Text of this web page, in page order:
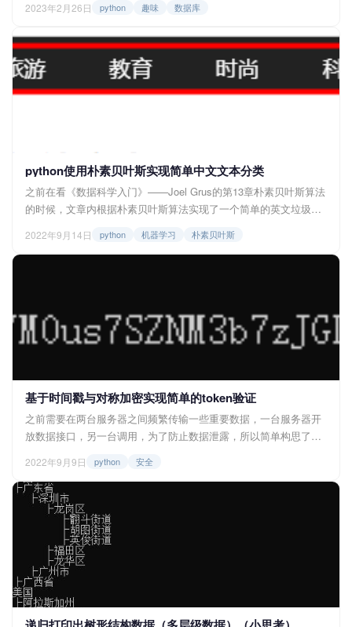
定这些字段时，一般需要对该行业或者这类事物有一定的了解，所
以后面就在构思一种可以通用的、比较快能查询一个行业的常见属
性的方法，后面发现使用一些百科信息的属性来构建这样一个项目
是可行，实施之后也能达到不错的效果...
2023年2月26日 python 趣味 数据库
python使用朴素贝叶斯实现简单中文文本分类
之前在看《数据科学入门》——Joel Grus的第13章朴素贝叶斯算法
的时候，文章内根据朴素贝叶斯算法实现了一个简单的英文垃圾邮
维，发现运用到中文文本分类上还是很容易实现的，不过是将垃圾
2022年9月14日 python 机器学习 朴素贝叶斯
基于时间戳与对称加密实现简单的token验证
之前需要在两台服务器之间频繁传输一些重要数据，一台服务器开
放数据接口，另一台调用，为了防止数据泄露，所以简单构思了一
base64和密码表来完成，为对称加密。那么下面就带来python的具
体实现步骤。 思路一览 采用对称加密解密，即调用数据端按照顺
序生成token，服务器端按照逆顺序解析token，并从...
2022年9月9日 python 安全